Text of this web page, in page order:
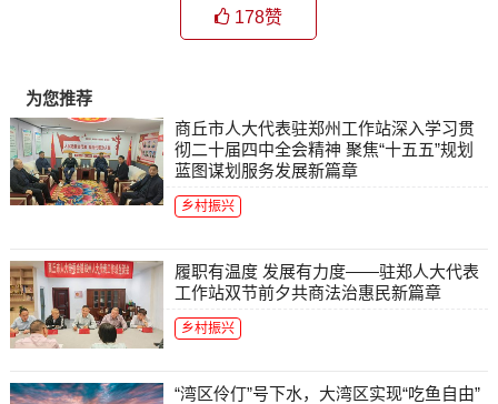
178赞
为您推荐
商丘市人大代表驻郑州工作站深入学习贯
彻二十届四中全会精神 聚焦“十五五”规划
蓝图谋划服务发展新篇章
乡村振兴
履职有温度 发展有力度——驻郑人大代表
工作站双节前夕共商法治惠民新篇章
乡村振兴
“湾区伶仃”号下水，大湾区实现“吃鱼自由”